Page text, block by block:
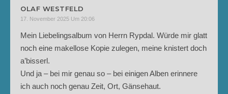
OLAF WESTFELD
17. November 2025 Um 20:06
Mein Liebelingsalbum von Herrn Rypdal. Würde mir glatt
noch eine makellose Kopie zulegen, meine knistert doch
a’bisserl.
Und ja – bei mir genau so – bei einigen Alben erinnere
ich auch noch genau Zeit, Ort, Gänsehaut.